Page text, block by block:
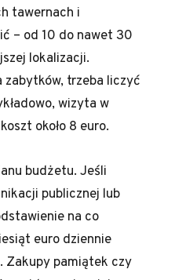
tawernach i
– od 10 do nawet 30
lokalizacji.
zabytków, trzeba liczyć
wizyta w
około 8 euro.
budżetu. Jeśli
publicznej lub
na co
euro dziennie
Zakupy pamiątek czy